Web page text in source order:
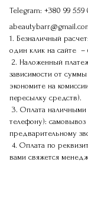
Telegram: +380 99 559
1. Безналичный
один клик на сайте –
2. Наложенный
зависимости от
экономите на
пересылку средств).
3. Оплата наличными
телефону):
предварительному
4. Оплата по
вами свяжется